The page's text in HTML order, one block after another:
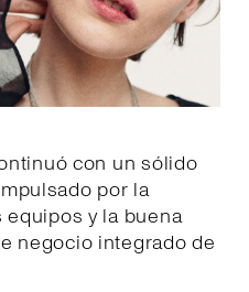
con un sólido
por la
y la buena
negocio integrado de